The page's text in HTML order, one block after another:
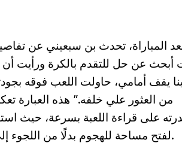
المباراة، تحدث بن سبعيني عن
أبحث عن حل للتقدم بالكرة ورأيت أن
يقف أمامي، حاولت اللعب فوقه
من العثور علي خلفه.” هذه العبارة
على قراءة اللعبة بسرعة، حيث
لفتح مساحة للهجوم بدلًا من اللجوء إلى حلول تقليدية.